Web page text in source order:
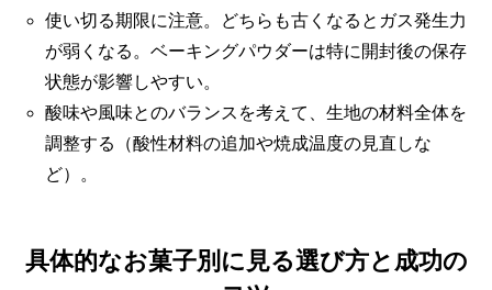
使い切る期限に注意。どちらも古くなるとガス発生力
が弱くなる。ベーキングパウダーは特に開封後の保存
状態が影響しやすい。
酸味や風味とのバランスを考えて、生地の材料全体を
調整する（酸性材料の追加や焼成温度の見直しな
ど）。
具体的なお菓子別に見る選び方と成功の